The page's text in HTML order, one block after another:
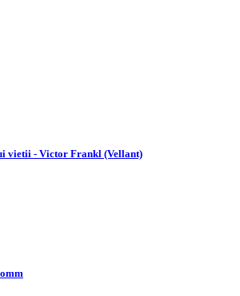
vietii - Victor Frankl (Vellant)